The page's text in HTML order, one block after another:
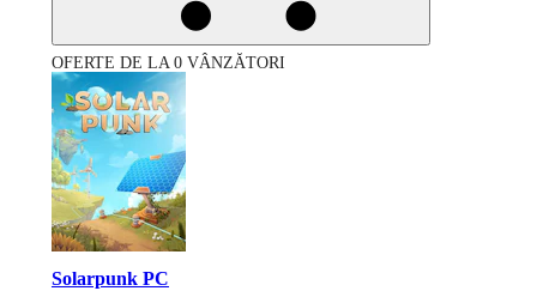
OFERTE DE LA 0 VÂNZĂTORI
Solarpunk PC